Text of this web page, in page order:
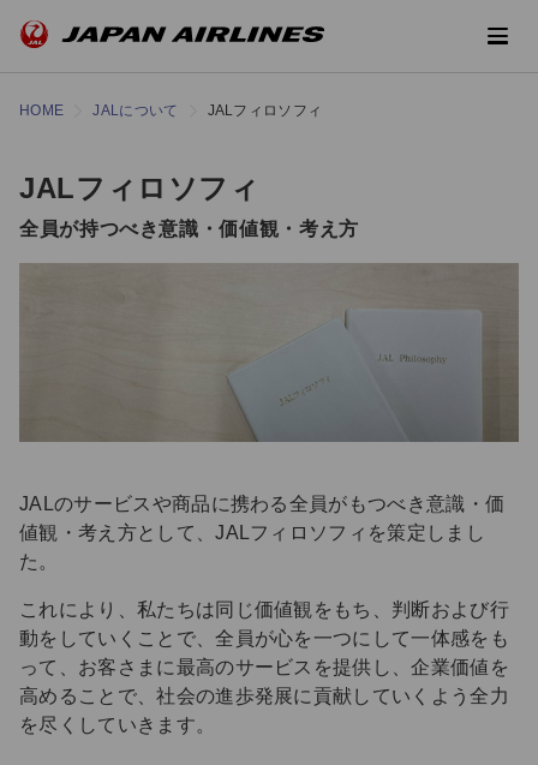
HOME JALについて JALフィロソフィ
JALフィロソフィ
全員が持つべき意識・価値観・考え方
JALのサービスや商品に携わる全員がもつべき意識・価
値観・考え方として、JALフィロソフィを策定しまし
た。
これにより、私たちは同じ価値観をもち、判断および行
動をしていくことで、全員が心を一つにして一体感をも
って、お客さまに最高のサービスを提供し、企業価値を
高めることで、社会の進歩発展に貢献していくよう全力
を尽くしていきます。